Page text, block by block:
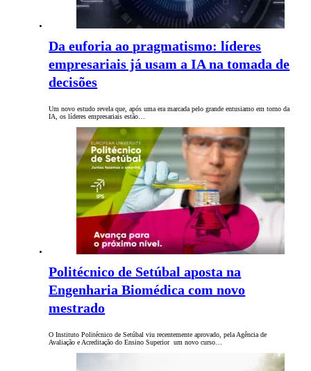
Da euforia ao pragmatismo: líderes
empresariais já usam a IA na tomada de
decisões
Um novo estudo revela que, após uma era marcada pelo grande entusiamo em torno da
IA, os líderes empresariais estão…
Politécnico de Setúbal aposta na
Engenharia Biomédica com novo
mestrado
O Instituto Politécnico de Setúbal viu recentemente aprovado, pela Agência de
Avaliação e Acreditação do Ensino Superior um novo curso…